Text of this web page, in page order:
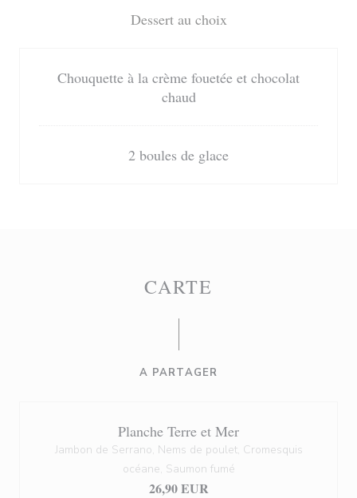
Dessert au choix
Chouquette à la crème fouetée et chocolat
chaud
2 boules de glace
CARTE
A PARTAGER
Planche Terre et Mer
Jambon de Serrano, Nems de poulet, Cromesquis
océane, Saumon fumé
26,90 EUR